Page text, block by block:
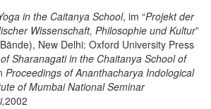
in the Caitanya School, im “Projekt der
Wissenschaft, Philosophie und Kultur”
New Delhi: Oxford University Press
Sharanagati in the Chaitanya School of
Proceedings of Ananthacharya Indological
of Mumbai National Seminar
2002